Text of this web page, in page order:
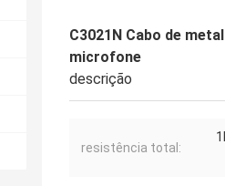
C3021N Cabo de
microfone
descrição
resistência total: